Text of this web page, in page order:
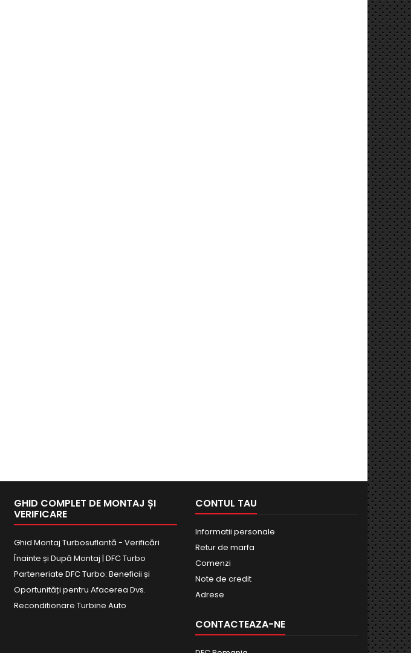
GHID COMPLET DE MONTAJ ȘI
VERIFICARE
Ghid Montaj Turbosuflantă - Verificări
Înainte și După Montaj | DFC Turbo
Parteneriate DFC Turbo: Beneficii și
Oportunități pentru Afacerea Dvs.
Reconditionare Turbine Auto
CONTUL TAU
Informatii personale
Retur de marfa
Comenzi
Note de credit
Adrese
CONTACTEAZA-NE